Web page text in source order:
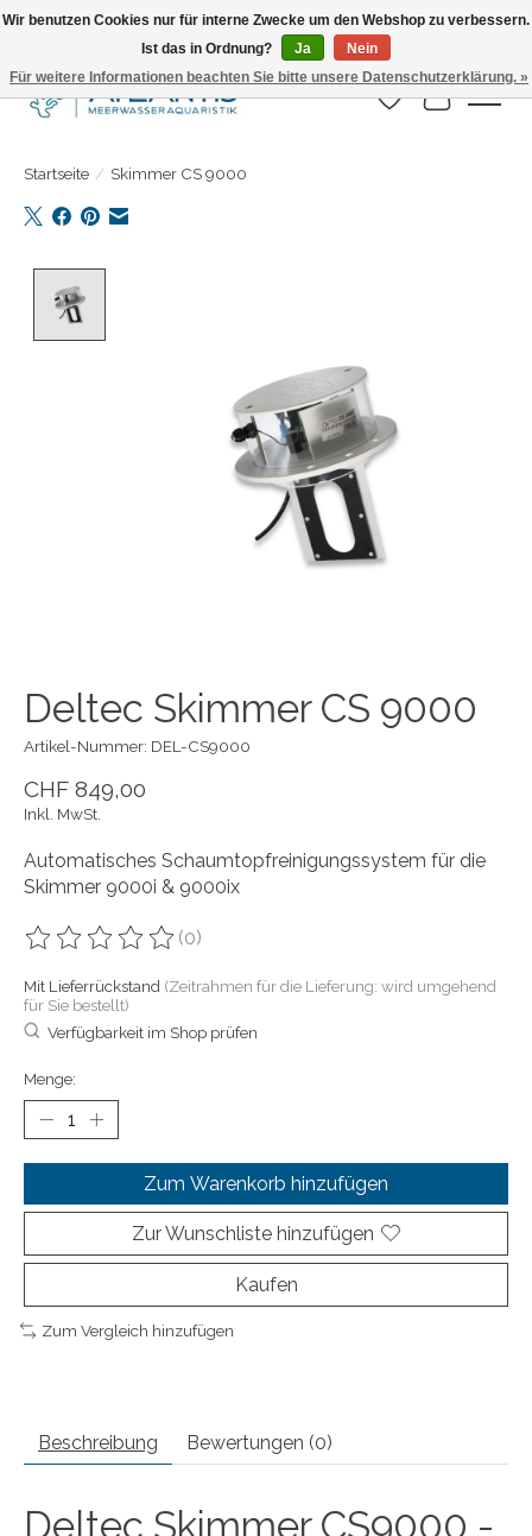
Täglicher Versand. Bestelle bis 15.00 Uhr
Wunschzettel
Ihr
Startseite / Skimmer CS 9000
Deltec Skimmer CS 9000
Artikel-Nummer: DEL-CS9000
CHF 849,00
Inkl. MwSt.
Automatisches Schaumtopfreinigungssystem für die
Skimmer 9000i & 9000ix
Die Bewertung dieses Produkts ist
(0)
Mit Lieferrückstand (Zeitrahmen für die Lieferung: wird umgehend
für Sie bestellt)
Verfügbarkeit im Shop prüfen
Menge:
Zum Warenkorb hinzufügen
Zur Wunschliste hinzufügen
Kaufen
Zum Vergleich hinzufügen
Beschreibung Bewertungen (0)
Deltec Skimmer CS9000 -
Wir benutzen Cookies nur für interne Zwecke um den Webshop zu verbessern.
Ist das in Ordnung?
Ja
Nein
Für weitere Informationen beachten Sie bitte unsere Datenschutzerklärung. »